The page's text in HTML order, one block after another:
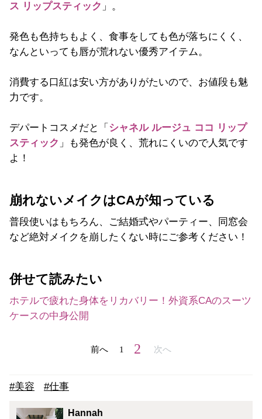
ス リップスティック 」。
発色も色持ちもよく、食事をしても色が落ちにくく、
なんといっても唇が荒れない優秀アイテム。
消費する口紅は安い方がありがたいので、お値段も魅
力です。
デパートコスメだと「 シャネル ルージュ ココ リップ
スティック 」も発色が良く、荒れにくいので人気です
よ！
崩れないメイクはCAが知っている
普段使いはもちろん、ご結婚式やパーティー、同窓会
など絶対メイクを崩したくない時にご参考ください！
併せて読みたい
ホテルで疲れた身体をリカバリー！外資系CAのスーツ
ケースの中身公開
前へ 1 2 次へ
#美容 #仕事
Hannah